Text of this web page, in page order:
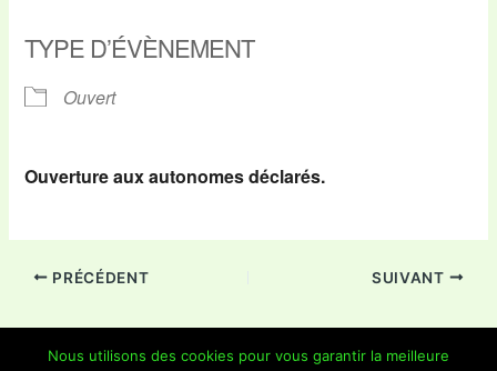
TYPE D’ÉVÈNEMENT
Ouvert
Ouverture aux autonomes déclarés.
PRÉCÉDENT SUIVANT
Nous utilisons des cookies pour vous garantir la meilleure